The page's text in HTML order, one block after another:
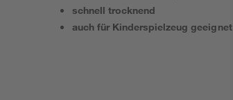
schnell trocknend
auch für Kinderspielzeug geeignet